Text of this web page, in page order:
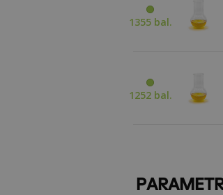
1355 bal.
1252 bal.